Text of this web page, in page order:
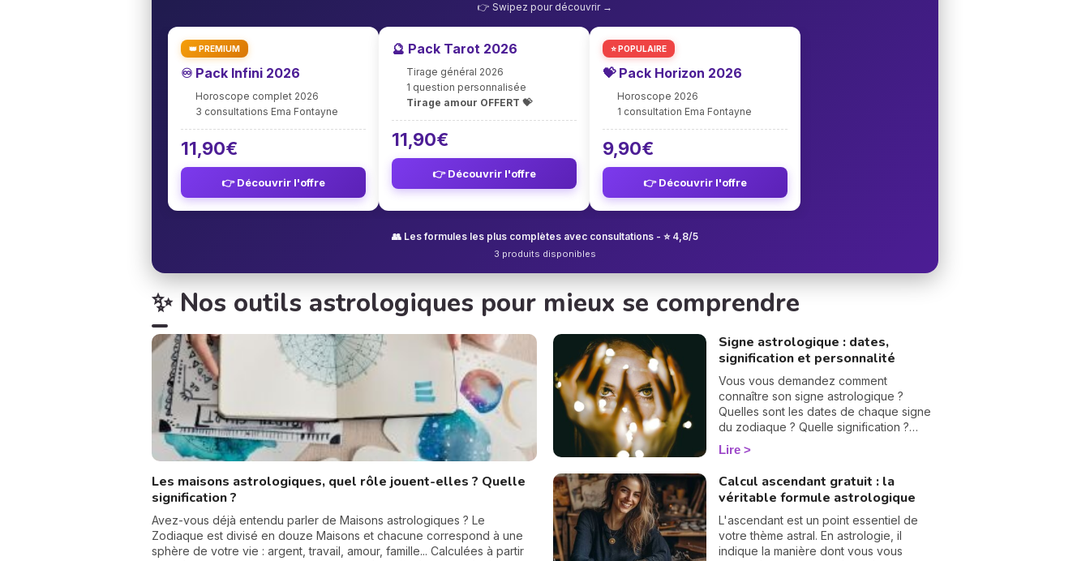
👉 Swipez pour découvrir →
👑 PREMIUM
♾️ Pack Infini 2026
Horoscope complet 2026
3 consultations Ema Fontayne
11,90€
👉 Découvrir l'offre
🔮 Pack Tarot 2026
Tirage général 2026
1 question personnalisée
Tirage amour OFFERT 💝
11,90€
👉 Découvrir l'offre
⭐ POPULAIRE
💝 Pack Horizon 2026
Horoscope 2026
1 consultation Ema Fontayne
9,90€
👉 Découvrir l'offre
👥 Les formules les plus complètes avec consultations - ⭐ 4,8/5
3 produits disponibles
✨ Nos outils astrologiques pour mieux se comprendre
Les maisons astrologiques, quel rôle jouent-elles ? Quelle
signification ?
Avez-vous déjà entendu parler de Maisons astrologiques ? Le
Zodiaque est divisé en douze Maisons et chacune correspond à une
sphère de votre vie : argent, travail, amour, famille... Calculées à partir
Signe astrologique : dates,
signification et personnalité
Vous vous demandez comment
connaître son signe astrologique ?
Quelles sont les dates de chaque signe
du zodiaque ? Quelle signification ?
Personnalité, qualités, défauts,
compatibilité, je vous dis tout sur chacun.
Lire
Calcul ascendant gratuit : la
véritable formule astrologique
L'ascendant est un point essentiel de
votre thème astral. En astrologie, il
indique la manière dont vous vous